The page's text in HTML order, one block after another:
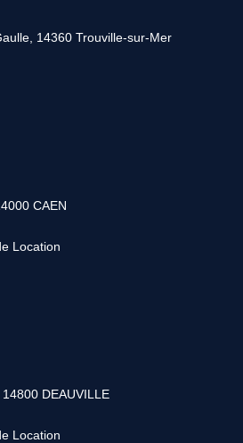
14360 Trouville-sur-Mer
CAEN
Location
DEAUVILLE
Location